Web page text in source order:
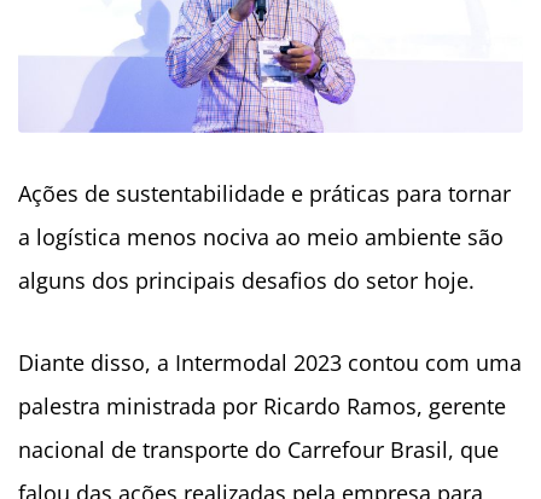
Ações de sustentabilidade e práticas para tornar
a logística menos nociva ao meio ambiente são
alguns dos principais desafios do setor hoje.
Diante disso, a Intermodal 2023 contou com uma
palestra ministrada por Ricardo Ramos, gerente
nacional de transporte do Carrefour Brasil, que